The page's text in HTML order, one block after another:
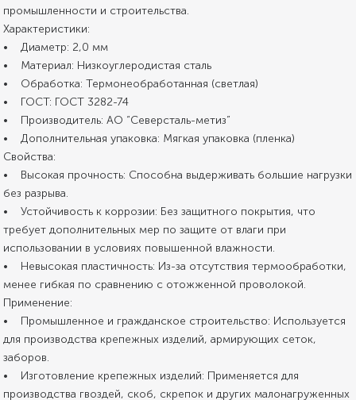
промышленности и строительства.
Характеристики:
• Диаметр: 2,0 мм
• Материал: Низкоуглеродистая сталь
• Обработка: Термонеобработанная (светлая)
• ГОСТ: ГОСТ 3282-74
• Производитель: АО “Северсталь-метиз”
• Дополнительная упаковка: Мягкая упаковка (пленка)
Свойства:
• Высокая прочность: Способна выдерживать большие нагрузки
без разрыва.
• Устойчивость к коррозии: Без защитного покрытия, что
требует дополнительных мер по защите от влаги при
использовании в условиях повышенной влажности.
• Невысокая пластичность: Из-за отсутствия термообработки,
менее гибкая по сравнению с отожженной проволокой.
Применение:
• Промышленное и гражданское строительство: Используется
для производства крепежных изделий, армирующих сеток,
заборов.
• Изготовление крепежных изделий: Применяется для
производства гвоздей, скоб, скрепок и других малонагруженных